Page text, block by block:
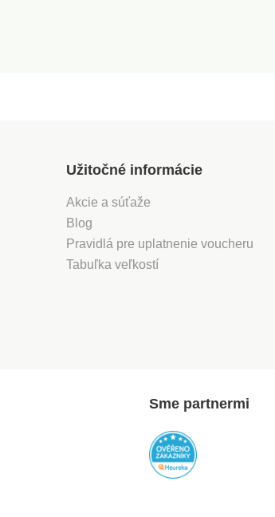
Užitočné informácie
Akcie a súťaže
Blog
Pravidlá pre uplatnenie voucheru
Tabuľka veľkostí
Sme partnermi